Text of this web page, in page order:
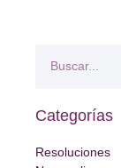
Categorías
Resoluciones